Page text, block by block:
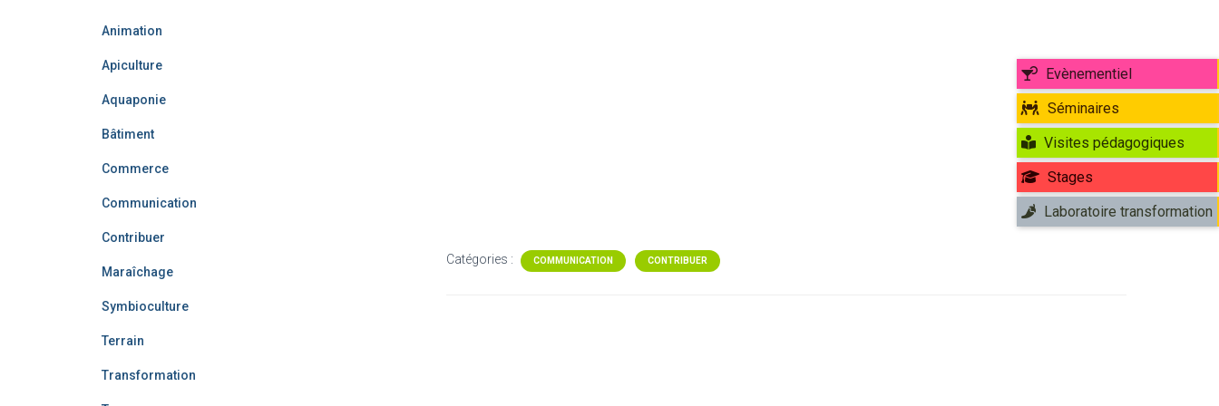
Animation
Apiculture
Aquaponie
Bâtiment
Commerce
Communication
Contribuer
Maraîchage
Symbioculture
Terrain
Transformation
Catégories : COMMUNICATION CONTRIBUER
Evènementiel
Séminaires
Visites pédagogiques
Stages
Laboratoire transformation